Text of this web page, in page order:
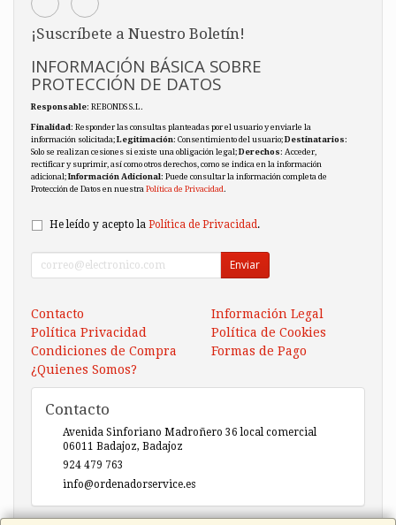
¡Suscríbete a Nuestro Boletín!
INFORMACIÓN BÁSICA SOBRE
PROTECCIÓN DE DATOS
Responsable: REBONDS S.L.
Finalidad: Responder las consultas planteadas por el usuario y enviarle la
información solicitada;Legitimación: Consentimiento del usuario;Destinatarios:
Solo se realizan cesiones si existe una obligación legal;Derechos: Acceder,
rectificar y suprimir, así como otros derechos, como se indica en la información
adicional;Información Adicional: Puede consultar la información completa de
Protección de Datos en nuestra Política de Privacidad.
He leído y acepto la Política de Privacidad.
Enviar
Contacto
Información Legal
Política Privacidad
Política de Cookies
Condiciones de Compra
Formas de Pago
¿Quienes Somos?
Contacto
Avenida Sinforiano Madroñero 36 local comercial
06011 Badajoz, Badajoz
924 479 763
info@ordenadorservice.es